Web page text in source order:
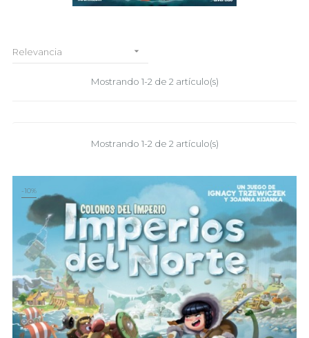
Relevancia 
Mostrando 1-2 de 2 artículo(s)
Mostrando 1-2 de 2 artículo(s)
-10%